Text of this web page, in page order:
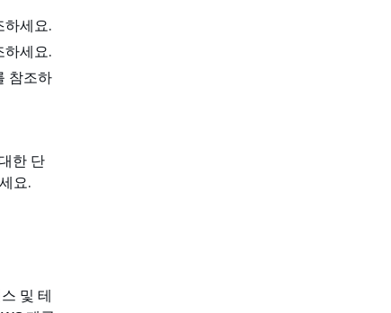
하세요.
하세요.
참조하
한 단
요.
및 테